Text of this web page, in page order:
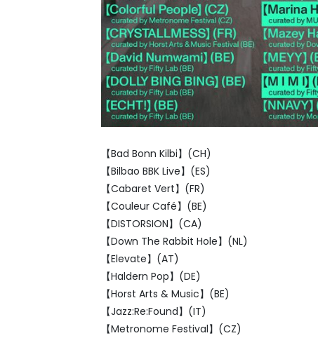
【Bad Bonn Kilbi】(CH)
【Bilbao BBK Live】(ES)
【Cabaret Vert】(FR)
【Couleur Café】(BE)
【DISTORSION】(CA)
【Down The Rabbit Hole】(NL)
【Elevate】(AT)
【Haldern Pop】(DE)
【Horst Arts & Music】(BE)
【Jazz:Re:Found】(IT)
【Metronome Festival】(CZ)